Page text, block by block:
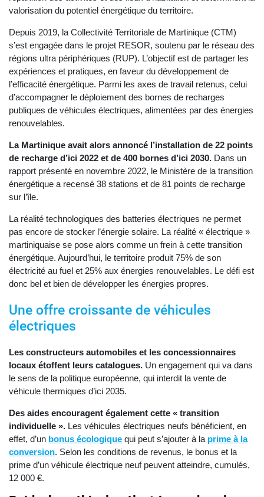
valorisation du potentiel énergétique du territoire.
Depuis 2019, la Collectivité Territoriale de Martinique (CTM)
s’est engagée dans le projet RESOR, soutenu par le réseau des
régions ultra périphériques (RUP). L’objectif est de partager les
expériences et pratiques, en faveur du développement de
l’efficacité énergétique. Parmi les axes de travail retenus, celui
d’accompagner le déploiement des bornes de recharges
publiques de véhicules électriques, alimentées par des énergies
renouvelables.
La Martinique avait alors annoncé l’installation de 22 points
de recharge d’ici 2022 et de 400 bornes d’ici 2030. Dans un
rapport présenté en novembre 2022, le Ministère de la transition
énergétique a recensé 38 stations et de 81 points de recharge
sur l’île.
La réalité technologiques des batteries électriques ne permet
pas encore de stocker l’énergie solaire. La réalité « électrique »
martiniquaise se pose alors comme un frein à cette transition
énergétique. Aujourd’hui, le territoire produit 75% de son
électricité au fuel et 25% aux énergies renouvelables. Le défi est
donc bel et bien de développer les énergies propres.
Une offre croissante de véhicules
électriques
Les constructeurs automobiles et les concessionnaires
locaux étoffent leurs catalogues. Un engagement qui va dans
le sens de la politique européenne, qui interdit la vente de
véhicule thermiques d’ici 2035.
Des aides encouragent également cette « transition
individuelle ». Les véhicules électriques neufs bénéficient, en
effet, d’un bonus écologique qui peut s’ajouter à la prime à la
conversion. Selon les conditions de revenus, le bonus et la
prime d’un véhicule électrique neuf peuvent atteindre, cumulés,
12 000 €.